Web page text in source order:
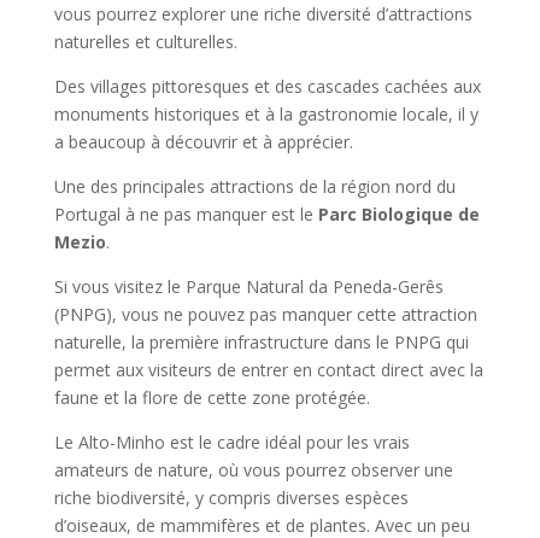
vous pourrez explorer une riche diversité d’attractions
naturelles et culturelles.
Des villages pittoresques et des cascades cachées aux
monuments historiques et à la gastronomie locale, il y
a beaucoup à découvrir et à apprécier.
Une des principales attractions de la région nord du
Portugal à ne pas manquer est le Parc Biologique de
Mezio.
Si vous visitez le Parque Natural da Peneda-Gerês
(PNPG), vous ne pouvez pas manquer cette attraction
naturelle, la première infrastructure dans le PNPG qui
permet aux visiteurs de entrer en contact direct avec la
faune et la flore de cette zone protégée.
Le Alto-Minho est le cadre idéal pour les vrais
amateurs de nature, où vous pourrez observer une
riche biodiversité, y compris diverses espèces
d’oiseaux, de mammifères et de plantes. Avec un peu